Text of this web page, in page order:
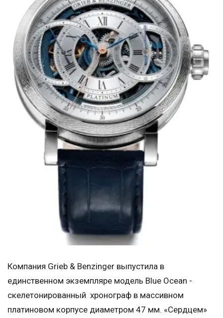
Компания Grieb & Benzinger выпустила в
единственном экземпляре модель Blue Ocean -
скелетонированный хронограф в массивном
платиновом корпусе диаметром 47 мм. «Сердцем»